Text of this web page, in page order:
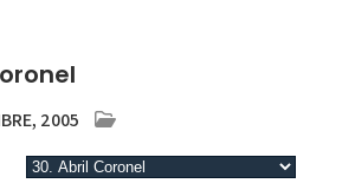
2005